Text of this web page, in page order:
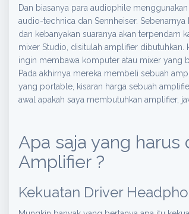
Dan biasanya para audiophile
audio-technica dan Sennheiser.
dan kebanyakan suaranya akan
mixer Studio, disitulah amplifier
ingin membawa komputer atau mixer yang
Pada akhirnya mereka membeli sebuah
yang portable, kisaran harga sebuah
awal apakah saya membutuhkan amplifier,
Apa saja yang
Amplifier ?
Kekuatan Driver